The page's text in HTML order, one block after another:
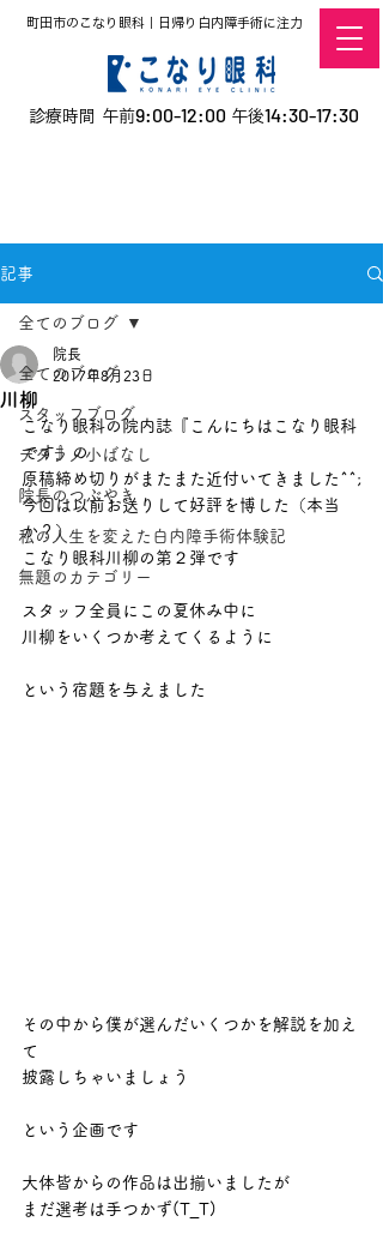
町田市のこなり眼科｜日帰り白内障手術に注力
診療時間 午前9:00-12:00 午後14:30-17:30
記事
全てのブログ
スタッフブログ
デタラメ小ばなし
院長のつぶやき
私の人生を変えた白内障手術体験記
無題のカテゴリー
全てのブログ
川柳
院長
2017年8月23日
こなり眼科の院内誌『こんにちはこなり眼科
です』の
原稿締め切りがまたまた近付いてきました^^;
今回は以前お送りして好評を博した（本当
か？）
こなり眼科川柳の第２弾です
スタッフ全員にこの夏休み中に
川柳をいくつか考えてくるように
という宿題を与えました
その中から僕が選んだいくつかを解説を加え
て
披露しちゃいましょう
という企画です
大体皆からの作品は出揃いましたが
まだ選考は手つかず(T_T)